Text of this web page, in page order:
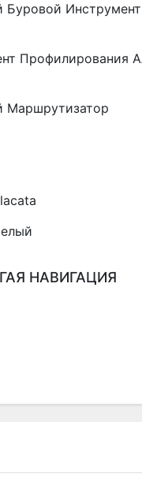
Буровой Инструмент
Профилирования
Маршрутизатор
НАВИГАЦИЯ